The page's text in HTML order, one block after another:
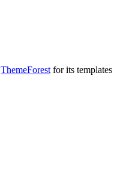
ThemeForest for its templates